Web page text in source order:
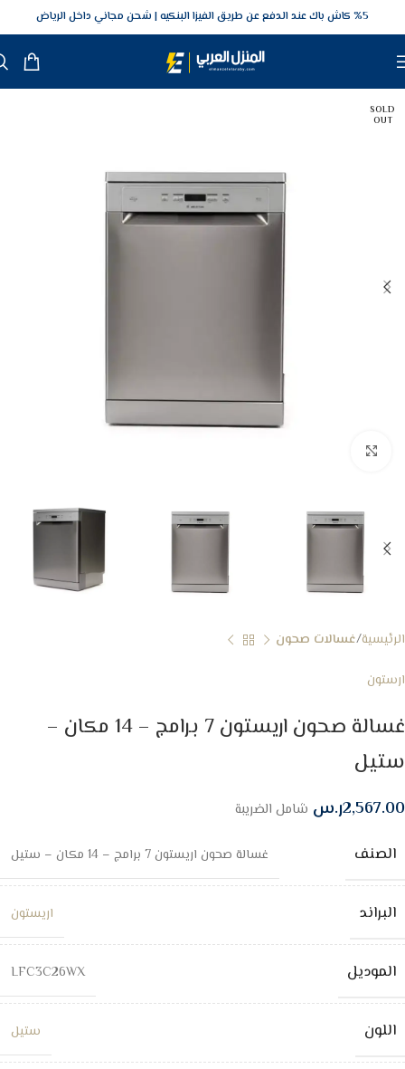
5‎% كاش باك عند الدفع عن طريق الفيزا البنكيه شحن مجاني داخل الرياض
SOLD
OUT
الرئيسية غسالات صحون
ارستون
غسالة صحون اريستون 7 برامج – 14 مكان –
ستيل
2,567.00ر.س شامل الضريبة
الصنف غسالة صحون اريستون 7 برامج – 14 مكان – ستيل
البراند اريستون
الموديل LFC3C26WX
اللون ستيل